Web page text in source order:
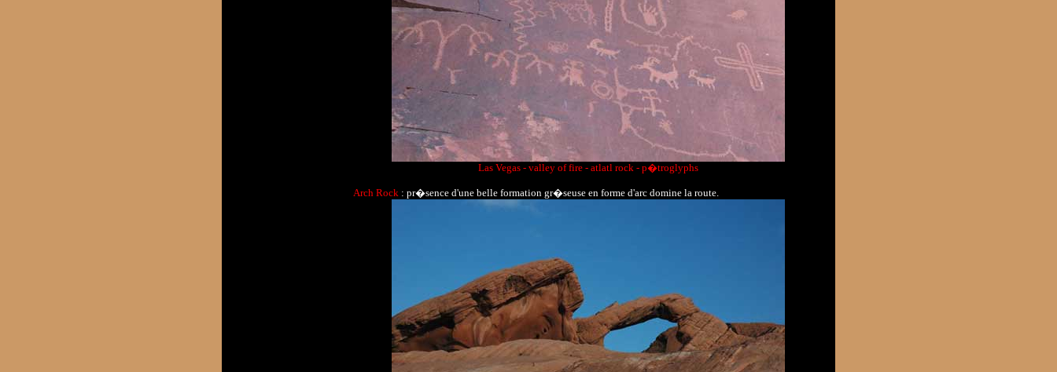
Las Vegas - valley of fire - atlatl rock - p�troglyphs
Arch Rock : pr�sence d'une belle formation gr�seuse en forme d'arc domine la route.